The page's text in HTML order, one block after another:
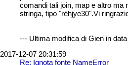
comandi tali join, map e altro ma
stringa, tipo "rèhjye30".Vi
--- Ultima modifica di Gien in
2017-12-07 20:31:59
Re: Ignota fonte NameError